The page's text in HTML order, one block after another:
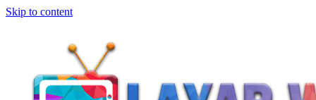
Skip to content